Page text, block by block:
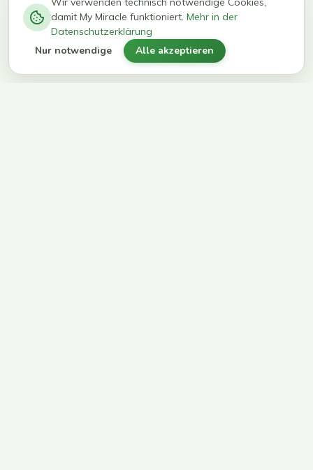
kg in 12
Wochen
erreichen
ihr Ziel
damit My Miracle funktioniert. Mehr in der
Datenschutzerklärung
Nur notwendige Alle akzeptieren